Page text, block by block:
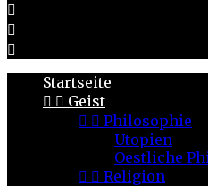



Startseite
  Geist
  Philosophie
Utopien
Oestliche
  Religion